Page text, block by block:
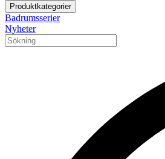
Produktkategorier
Badrumsserier
Nyheter